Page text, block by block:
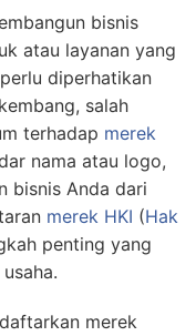
bisnis
atau layanan yang
diperhatikan
salah
terhadap merek
nama atau logo,
bisnis Anda dari
merek HKI (Hak
penting yang
merek